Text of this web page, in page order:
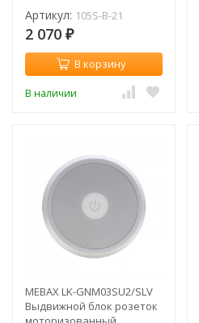
Артикул: 105S-B-21
2 070 ₽
В корзину
В наличии
MEBAX LK-GNM03SU2/SLV
Выдвижной блок розеток